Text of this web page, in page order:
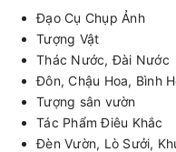
Đạo Cụ Chụp Ảnh
Tượng Vật
Thác Nước, Đài Nước
Đôn, Chậu Hoa, Bình
Tượng sân vườn
Tác Phẩm Điêu Khắc
Đèn Vườn, Lò Sưởi,